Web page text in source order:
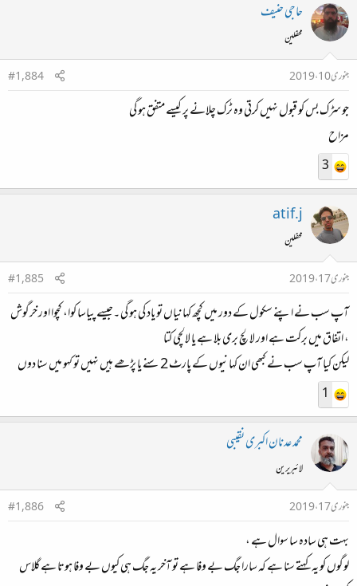
حاجی حنیف
محفلین
جنوری 10، 2019
#1,884
جو سڑک بس کو قبول نہیں کرتی وہ ٹرک چلانے پر کیسے متفق ہو گی
مزاح
3
atif.j
محفلین
جنوری 17، 2019
#1,885
آپ سب نے اپنے سکول کے دور میں کچھ کہانیاں تو یاد کی ہو گی ۔جیسے پیاسا کوا، کچوا اور خرگوش
، اتفاق میں برکت ہے اور لالچ بری بلا ہے یا لالچی کتا
لیکن کیا آپ سب نے کبھی ان کہانیوں کے پارٹ 2 سنے یا پڑھے ہیں نہیں تو کہو میں سنا دوں
1
محمد عدنان اکبری نقیبی
لائبریرین
جنوری 17، 2019
#1,886
بہت ہی سادہ سا سوال ہے ،
لوگوں کو یہ کہتے سنا ہے کہ سارا جگ بے وفا ہے تو آخر یہ جگ ہی کیوں بے وفا ہوتا ہے گلاس